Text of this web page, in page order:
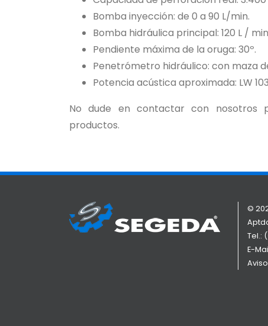
Bomba inyección: de 0 a 90 L/min.
Bomba hidráulica principal: 120 L /
Pendiente máxima de la oruga: 30º.
Penetrómetro hidráulico: con maza
Potencia acústica aproximada: LW
No dude en contactar con nosotros
productos.
©
Tel.:
E-